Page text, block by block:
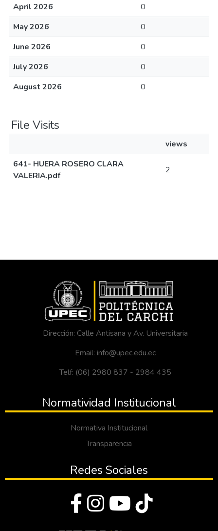
April 2026
0
May 2026
0
June 2026
0
July 2026
0
August 2026
0
File Visits
views
641- HUERA ROSERO CLARA
VALERIA.pdf
2
Dirección: Calle Antisana y Av. Universitaria
Email: info@upec.edu.ec
Telf: (06) 2980 837 - 2984 435
Normatividad Institucional
Normativa Institucional
Transparencia
Redes Sociales